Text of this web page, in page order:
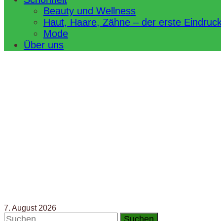
Beauty und Wellness
Haut, Haare, Zähne – der erste
Mode
Über uns
7. August 2026
Suchen